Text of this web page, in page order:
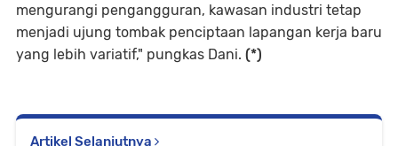
mengurangi pengangguran, kawasan industri tetap
menjadi ujung tombak penciptaan lapangan kerja baru
yang lebih variatif," pungkas Dani. (*)
Artikel Selanjutnya